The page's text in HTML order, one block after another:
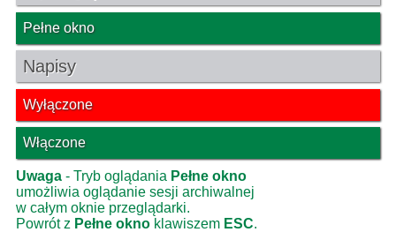
Pełne okno
Napisy
Wyłączone
Włączone
Uwaga - Tryb oglądania Pełne okno
umożliwia oglądanie sesji archiwalnej
w całym oknie przeglądarki.
Powrót z Pełne okno klawiszem ESC.